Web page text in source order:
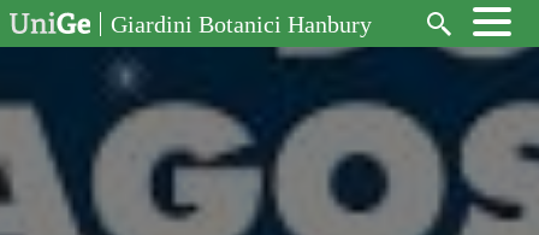
Salta al contenuto principale
Giardini Botanici Hanbury Cerca